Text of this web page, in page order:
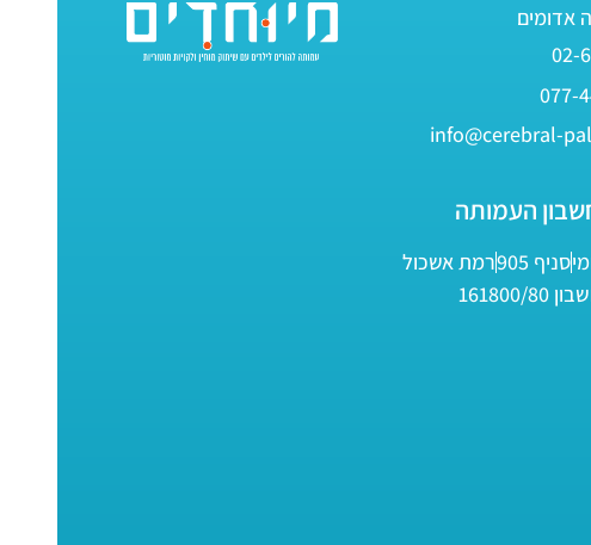
02-
077-
info@cerebral-
העמותה
סניף 905
רמת אשכול
80